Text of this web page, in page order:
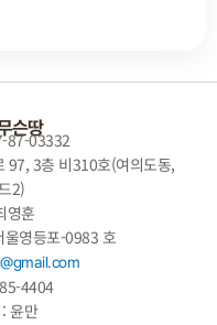
슨땅
87-03332
97, 3층 비310호(여의도동,
2)
영훈
영등포-0983 호
4404
윤만